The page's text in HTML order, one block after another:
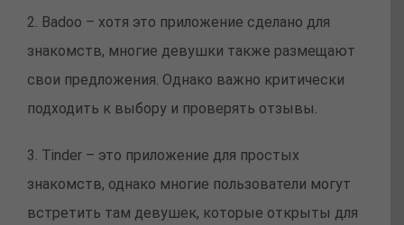
2. Badoo – хотя это приложение сделано для
знакомств, многие девушки также размещают
свои предложения. Однако важно критически
подходить к выбору и проверять отзывы.
3. Tinder – это приложение для простых
знакомств, однако многие пользователи могут
встретить там девушек, которые открыты для